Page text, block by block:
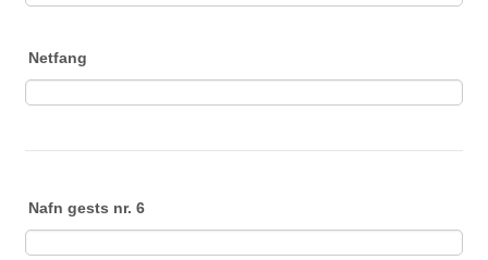
Netfang
Nafn gests nr. 6